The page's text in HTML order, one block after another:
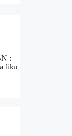
:
liku